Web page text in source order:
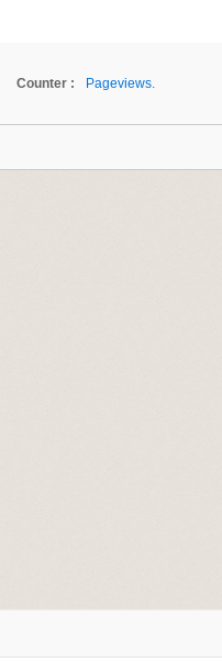
Counter :
Pageviews.